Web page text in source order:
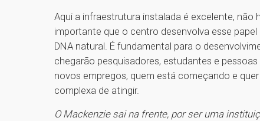
Aqui a infraestrutura instalada é excelente,
importante que o centro desenvolva esse
DNA natural. É fundamental para o
chegarão pesquisadores, estudantes e
novos empregos, quem está começando e
complexa de atingir.
O Mackenzie sai na frente, por ser uma